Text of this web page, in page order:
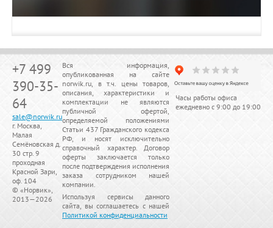
+7 499
390-35-
64
sale@norwik.ru
г. Москва,
Малая
Семёновская д.
30 стр. 9
проходная
Красной Зари,
оф. 104
© «Норвик»,
2013—2026
Вся информация,
опубликованная на сайте
norwik.ru, в т.ч. цены товаров,
описания, характеристики и
комплектации не являются
публичной офертой,
определяемой положениями
Статьи 437 Гражданского кодекса
РФ, и носят исключительно
справочный характер. Договор
оферты заключается только
после подтверждения исполнения
заказа сотрудником нашей
компании.
Используя сервисы данного
сайта, вы соглашаетесь с нашей
Политикой конфиденциальности
Часы работы офиса
ежедневно с 9:00 до 19:00